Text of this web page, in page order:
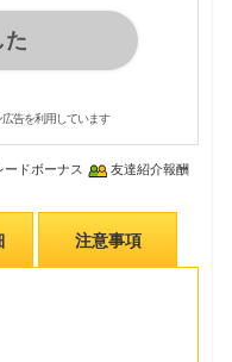
た
告を利用しています
ードボーナス 友達紹介報酬
注意事項